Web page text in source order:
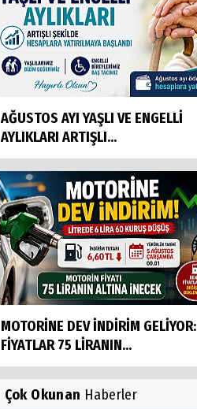
AĞUSTOS AYI YAŞLI VE ENGELLİ
AYLIKLARI ARTIŞLI...
MOTORİNE DEV İNDİRİM GELİYOR:
FİYATLAR 75 LİRANIN...
Çok Okunan Haberler